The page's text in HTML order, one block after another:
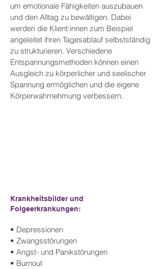
um emotionale Fähigkeiten auszubauen
und den Alltag zu bewältigen. Dabei
werden die Klient:innen zum Beispiel
angeleitet ihren Tagesablauf selbstständig
zu strukturieren. Verschiedene
Entspannungsmethoden können einen
Ausgleich zu körperlicher und seelischer
Spannung ermöglichen und die eigene
Körperwahrnehmung verbessern.
Krankheitsbilder und
Folgeerkrankungen:
• Depressionen
• Zwangsstörungen
• Angst- und Panikstörungen
• Burnout